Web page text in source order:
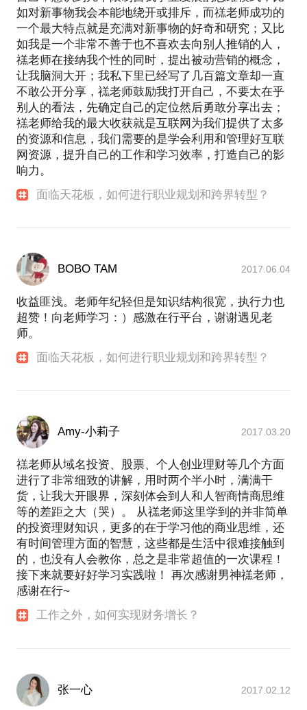
如对新事物我会本能地绕开或排斥，而禚老师成功的
一个最大特点就是充满对新事物的好奇和研究；又比
如我是一个非常不善于也不喜欢去向别人推销的人，
禚老师在接纳我个性的同时，提出被动营销的概念，
让我脑洞大开；我私下里已经写了几百篇文章却一直
不敢公开分享，禚老师鼓励我打开自己，不要太在乎
别人的看法，先确定自己的定位然后勇敢分享出去；
禚老师给我的最大收获就是互联网为我们提供了太多
的资源和信息，我们需要的是学会利用和管理好互联
网资源，提升自己的工作和学习效率，打造自己的影
响力。
面临天花板，如何进行职业规划和跨界转型？
BOBO TAM 2017.06.04
收益匪浅。老师年纪轻但是知识结构很宽，执行力也
超赞！向老师学习：）感激在行平台，谢谢遇见老
师。
面临天花板，如何进行职业规划和跨界转型？
Amy-小莉子 2017.03.20
禚老师从域名投资、股票、个人创业理财等几个方面
进行了非常细致的讲解，用时两个半小时，满满干
货，让我大开眼界，深刻体会到人和人智商情商思维
等的差距之大（哭）。 从禚老师这里学到的并非简单
的投资理财知识，更多的在于学习他的商业思维，还
有时间管理方面的智慧，这些都是生活中很难接触到
的，也没有人会教你，总之是非常超值的一次课程！
接下来就要好好学习实践啦！ 再次感谢男神禚老师，
感谢在行~
工作之外，如何实现财务增长？
张一心 2017.02.12